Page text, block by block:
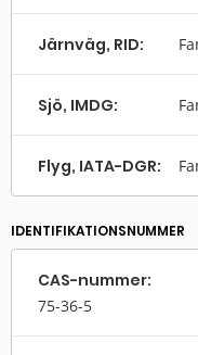
Järnväg, RID:
Sjö, IMDG:
Flyg, IATA-DGR:
IDENTIFIKATIONSNUMMER
CAS-nummer:
75-36-5